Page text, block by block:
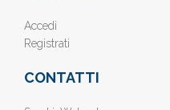
Accedi
Registrati
CONTATTI